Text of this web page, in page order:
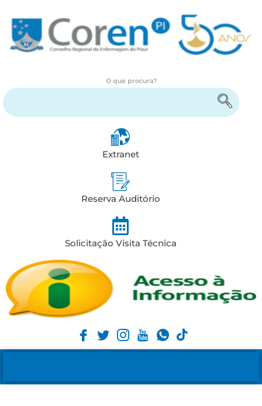
O que procura?
Extranet
Reserva Auditório
Solicitação Visita Técnica